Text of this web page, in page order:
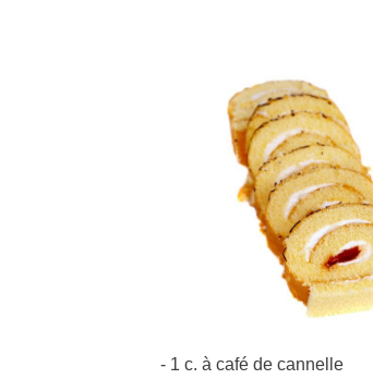
- 1 c. à café de cannelle